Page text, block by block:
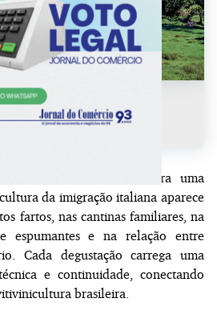
RS/ DIVULGAÃÃO/ JC
o turista encontra uma
da imigração italiana aparece
fartos, nas cantinas familiares, na
espumantes e na relação entre
Cada degustação carrega uma
e continuidade, conectando
brasileira.